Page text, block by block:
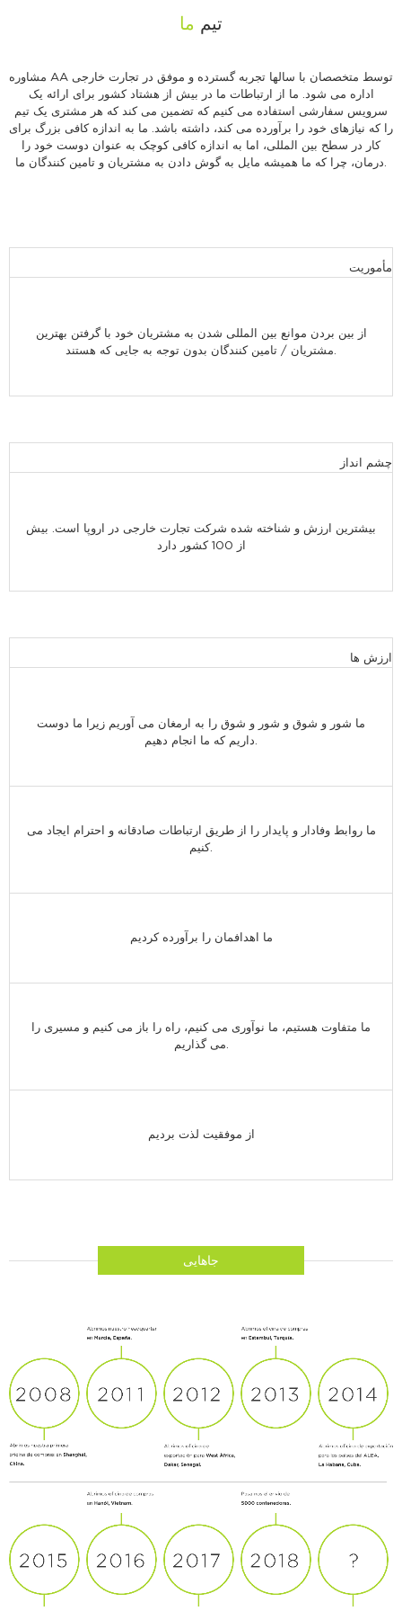
تیم ما
مشاوره AA توسط متخصصان با سالها تجربه گسترده و موفق در تجارت خارجی
اداره می شود. ما از ارتباطات ما در بیش از هشتاد کشور برای ارائه یک
سرویس سفارشی استفاده می کنیم که تضمین می کند که هر مشتری یک تیم
را که نیازهای خود را برآورده می کند، داشته باشد. ما به اندازه کافی بزرگ برای
کار در سطح بین المللی، اما به اندازه کافی کوچک به عنوان دوست خود را
درمان، چرا که ما همیشه مایل به گوش دادن به مشتریان و تامین کنندگان ما.
مأموریت
از بین بردن موانع بین المللی شدن به مشتریان خود با گرفتن بهترین
مشتریان / تامین کنندگان بدون توجه به جایی که هستند.
چشم انداز
بیشترین ارزش و شناخته شده شرکت تجارت خارجی در اروپا است. بیش
از 100 کشور دارد
ارزش ها
ما شور و شوق و شور و شوق را به ارمغان می آوریم زیرا ما دوست
داریم که ما انجام دهیم.
ما روابط وفادار و پایدار را از طریق ارتباطات صادقانه و احترام ایجاد می
کنیم.
ما اهدافمان را برآورده کردیم
ما متفاوت هستیم، ما نوآوری می کنیم، راه را باز می کنیم و مسیری را
می گذاریم.
از موفقیت لذت بردیم
جاهایی